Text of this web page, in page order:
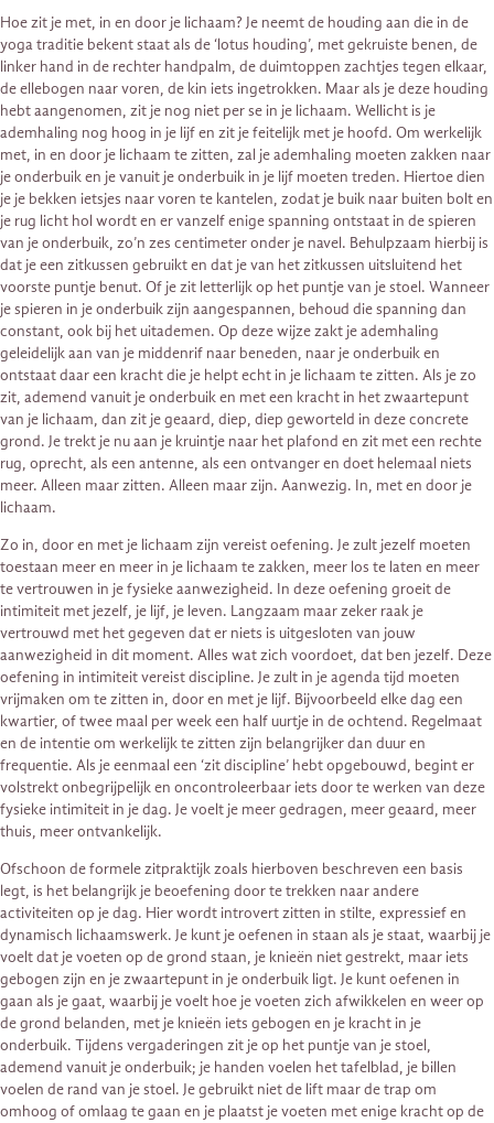
Hoe zit je met, in en door je lichaam? Je neemt de houding aan die in de
yoga traditie bekent staat als de ‘lotus houding’, met gekruiste benen, de
linker hand in de rechter handpalm, de duimtoppen zachtjes tegen elkaar,
de ellebogen naar voren, de kin iets ingetrokken. Maar als je deze houding
hebt aangenomen, zit je nog niet per se in je lichaam. Wellicht is je
ademhaling nog hoog in je lijf en zit je feitelijk met je hoofd. Om werkelijk
met, in en door je lichaam te zitten, zal je ademhaling moeten zakken naar
je onderbuik en je vanuit je onderbuik in je lijf moeten treden. Hiertoe dien
je je bekken ietsjes naar voren te kantelen, zodat je buik naar buiten bolt en
je rug licht hol wordt en er vanzelf enige spanning ontstaat in de spieren
van je onderbuik, zo’n zes centimeter onder je navel. Behulpzaam hierbij is
dat je een zitkussen gebruikt en dat je van het zitkussen uitsluitend het
voorste puntje benut. Of je zit letterlijk op het puntje van je stoel. Wanneer
je spieren in je onderbuik zijn aangespannen, behoud die spanning dan
constant, ook bij het uitademen. Op deze wijze zakt je ademhaling
geleidelijk aan van je middenrif naar beneden, naar je onderbuik en
ontstaat daar een kracht die je helpt echt in je lichaam te zitten. Als je zo
zit, ademend vanuit je onderbuik en met een kracht in het zwaartepunt
van je lichaam, dan zit je geaard, diep, diep geworteld in deze concrete
grond. Je trekt je nu aan je kruintje naar het plafond en zit met een rechte
rug, oprecht, als een antenne, als een ontvanger en doet helemaal niets
meer. Alleen maar zitten. Alleen maar zijn. Aanwezig. In, met en door je
lichaam.
Zo in, door en met je lichaam zijn vereist oefening. Je zult jezelf moeten
toestaan meer en meer in je lichaam te zakken, meer los te laten en meer
te vertrouwen in je fysieke aanwezigheid. In deze oefening groeit de
intimiteit met jezelf, je lijf, je leven. Langzaam maar zeker raak je
vertrouwd met het gegeven dat er niets is uitgesloten van jouw
aanwezigheid in dit moment. Alles wat zich voordoet, dat ben jezelf. Deze
oefening in intimiteit vereist discipline. Je zult in je agenda tijd moeten
vrijmaken om te zitten in, door en met je lijf. Bijvoorbeeld elke dag een
kwartier, of twee maal per week een half uurtje in de ochtend. Regelmaat
en de intentie om werkelijk te zitten zijn belangrijker dan duur en
frequentie. Als je eenmaal een ‘zit discipline’ hebt opgebouwd, begint er
volstrekt onbegrijpelijk en oncontroleerbaar iets door te werken van deze
fysieke intimiteit in je dag. Je voelt je meer gedragen, meer geaard, meer
thuis, meer ontvankelijk.
Ofschoon de formele zitpraktijk zoals hierboven beschreven een basis
legt, is het belangrijk je beoefening door te trekken naar andere
activiteiten op je dag. Hier wordt introvert zitten in stilte, expressief en
dynamisch lichaamswerk. Je kunt je oefenen in staan als je staat, waarbij je
voelt dat je voeten op de grond staan, je knieën niet gestrekt, maar iets
gebogen zijn en je zwaartepunt in je onderbuik ligt. Je kunt oefenen in
gaan als je gaat, waarbij je voelt hoe je voeten zich afwikkelen en weer op
de grond belanden, met je knieën iets gebogen en je kracht in je
onderbuik. Tijdens vergaderingen zit je op het puntje van je stoel,
ademend vanuit je onderbuik; je handen voelen het tafelblad, je billen
voelen de rand van je stoel. Je gebruikt niet de lift maar de trap om
omhoog of omlaag te gaan en je plaatst je voeten met enige kracht op de